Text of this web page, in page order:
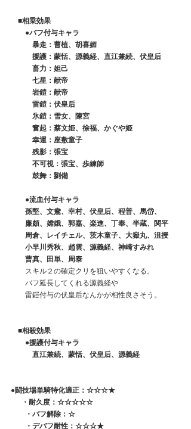
■相乗効果
●バフ付与キャラ
暴走：曹植、胡喜媚
援護：蒙恬、源義経、直江兼続、伏皇后
畜力：妲己
七星：献帝
岩鎧：献帝
雷鎧：伏皇后
氷鎧：雪女、陳宮
奮起：蔡文姫、徐福、かぐや姫
幸運：座敷童子
残影：張宝
不可視：張宝、歩練師
鼓舞：劉備
●流血付与キャラ
孫堅、文鴦、幸村、伏皇后、程普、馬岱、
廉頗、嫦娥、郭嘉、楽進、丁奉、半蔵、関平
周倉、レイチェル、茨木童子、大嶽丸、沮授
小早川秀秋、趙雲、源義経、神崎すみれ
曹真、田単、周泰
スキル２の確定クリを狙いやすくなる。
バフ延長してくれる源義経や
雷鎧付与の伏皇后なんかが相性良さそう。
■相殺効果
●援護付与キャラ
直江兼続、蒙恬、伏皇后、源義経
●闘技場単騎特化適正：☆☆☆★
・耐久度：☆☆☆☆☆
・バフ解除：☆
・デバフ耐性：☆☆☆★